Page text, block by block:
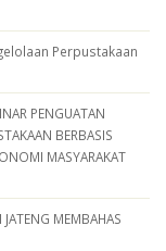
Perpustakaan
PENGUATAN
BERBASIS
MASYARAKAT
MEMBAHAS